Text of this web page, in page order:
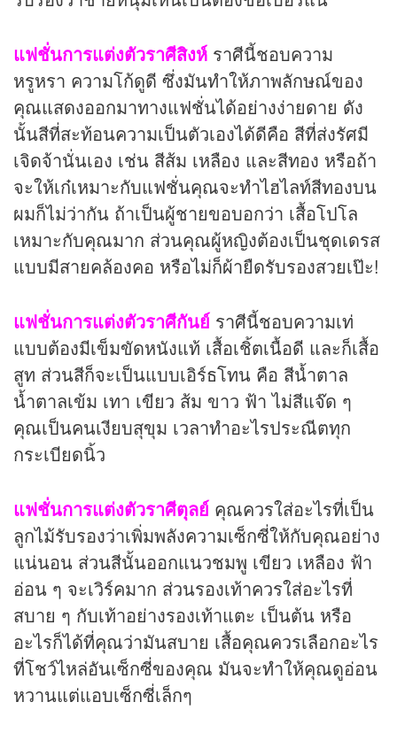
แฟชั่นการแต่งตัวราศีสิงห์ ราศีนี้ชอบความ
หรูหรา ความโก้ดูดี ซึ่งมันทำให้ภาพลักษณ์ของ
คุณแสดงออกมาทางแฟชั่นได้อย่างง่ายดาย ดัง
นั้นสีที่สะท้อนความเป็นตัวเองได้ดีคือ สีที่ส่งรัศมี
เจิดจ้านั่นเอง เช่น สีส้ม เหลือง และสีทอง หรือถ้า
จะให้เก๋เหมาะกับแฟชั่นคุณจะทำไฮไลท์สีทองบน
ผมก็ไม่ว่ากัน ถ้าเป็นผู้ชายขอบอกว่า เสื้อโปโล
เหมาะกับคุณมาก ส่วนคุณผู้หญิงต้องเป็นชุดเดรส
แบบมีสายคล้องคอ หรือไม่ก็ผ้ายืดรับรองสวยเป๊ะ!
แฟชั่นการแต่งตัวราศีกันย์ ราศีนี้ชอบความเท่
แบบต้องมีเข็มขัดหนังแท้ เสื้อเชิ้ตเนื้อดี และก็เสื้อ
สูท ส่วนสีก็จะเป็นแบบเอิร์ธโทน คือ สีน้ำตาล
น้ำตาลเข้ม เทา เขียว ส้ม ขาว ฟ้า ไม่สีแจ๊ด ๆ
คุณเป็นคนเงียบสุขุม เวลาทำอะไรประณีตทุก
กระเบียดนิ้ว
แฟชั่นการแต่งตัวราศีตุลย์ คุณควรใส่อะไรที่เป็น
ลูกไม้รับรองว่าเพิ่มพลังความเซ็กซี่ให้กับคุณอย่าง
แน่นอน ส่วนสีนั้นออกแนวชมพู เขียว เหลือง ฟ้า
อ่อน ๆ จะเวิร์คมาก ส่วนรองเท้าควรใส่อะไรที่
สบาย ๆ กับเท้าอย่างรองเท้าแตะ เป็นต้น หรือ
อะไรก็ได้ที่คุณว่ามันสบาย เสื้อคุณควรเลือกอะไร
ที่โชว์ไหล่อันเซ็กซี่ของคุณ มันจะทำให้คุณดูอ่อน
หวานแต่แอบเซ็กซี่เล็กๆ